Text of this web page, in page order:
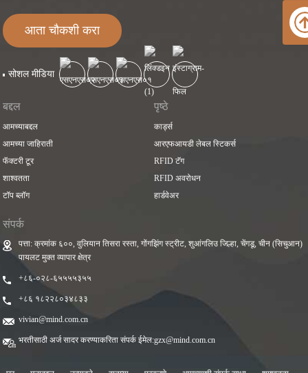
आता चौकशी करा
सोशल मीडिया
बद्दल
आमच्याबद्दल
आमच्या जाहिराती
फॅक्टरी टूर
शाश्वतता
टॉप ब्लॉग
पृष्ठे
कार्ड्स
आरएफआयडी लेबल स्टिकर्स
RFID टॅग
RFID अवरोधन
हार्डवेअर
संपर्क
पत्ता: क्रमांक ६००, वुलियान तिसरा रस्ता, गोंगझिंग स्ट्रीट, शुआंगलिउ जिल्हा, चेंगडू, चीन (सिचुआन)
पायलट मुक्त व्यापार क्षेत्र
+८६-०२८-६५५५५३५५
+८६ १८२२८०३४८३३
vivian@mind.com.cn
भरतीसाठी अर्ज सादर करण्याकरिता संपर्क ईमेल:gzx@mind.com.cn